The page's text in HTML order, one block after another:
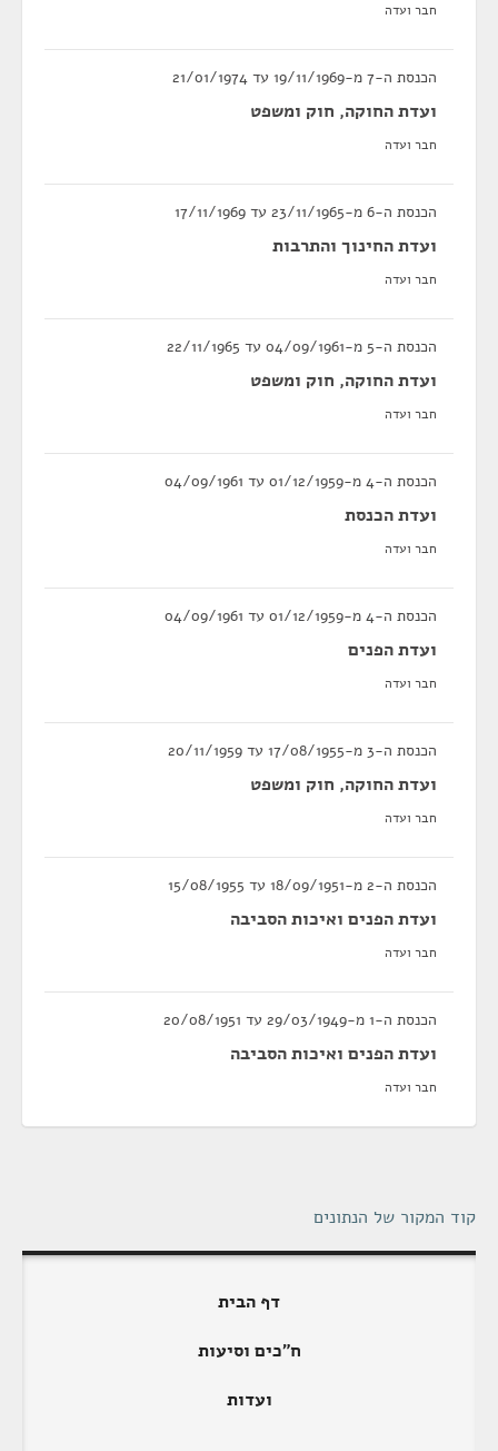
חבר ועדה
הכנסת ה-7 מ-19/11/1969 עד 21/01/1974
ועדת החוקה, חוק ומשפט
חבר ועדה
הכנסת ה-6 מ-23/11/1965 עד 17/11/1969
ועדת החינוך והתרבות
חבר ועדה
הכנסת ה-5 מ-04/09/1961 עד 22/11/1965
ועדת החוקה, חוק ומשפט
חבר ועדה
הכנסת ה-4 מ-01/12/1959 עד 04/09/1961
ועדת הכנסת
חבר ועדה
הכנסת ה-4 מ-01/12/1959 עד 04/09/1961
ועדת הפנים
חבר ועדה
הכנסת ה-3 מ-17/08/1955 עד 20/11/1959
ועדת החוקה, חוק ומשפט
חבר ועדה
הכנסת ה-2 מ-18/09/1951 עד 15/08/1955
ועדת הפנים ואיכות הסביבה
חבר ועדה
הכנסת ה-1 מ-29/03/1949 עד 20/08/1951
ועדת הפנים ואיכות הסביבה
חבר ועדה
קוד המקור של הנתונים
דף הבית
ח"כים וסיעות
ועדות